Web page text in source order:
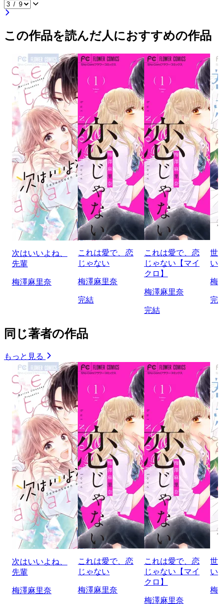
この作品を読んだ人におすすめの作品
次はいいよね、
先輩
梅澤麻里奈
これは愛で、恋
じゃない
梅澤麻里奈
完結
これは愛で、恋
じゃない【マイ
クロ】
梅澤麻里奈
完結
世
い
梅
完
同じ著者の作品
もっと見る
次はいいよね、
先輩
梅澤麻里奈
これは愛で、恋
じゃない
梅澤麻里奈
これは愛で、恋
じゃない【マイ
クロ】
梅澤麻里奈
世
い
梅